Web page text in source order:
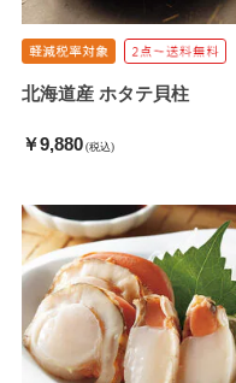
北海道産 ホタテ貝柱
￥9,880 (税込)